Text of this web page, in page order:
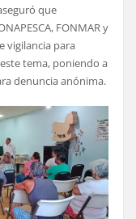
que
FONMAR y
vigilancia para
tema, poniendo a
denuncia anónima.